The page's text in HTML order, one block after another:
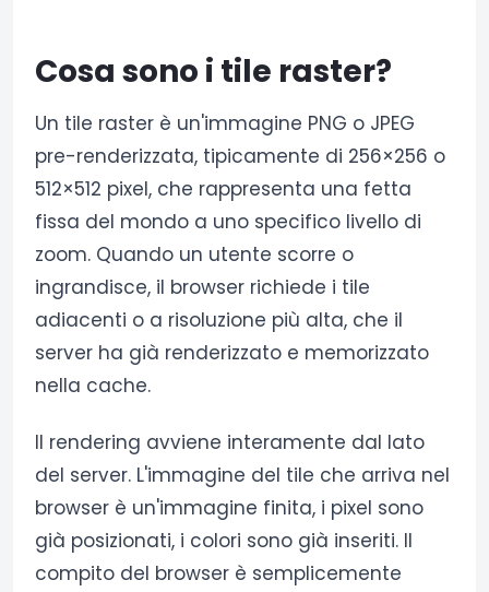
Cosa sono i tile raster?
Un tile raster è un'immagine PNG o JPEG
pre-renderizzata, tipicamente di 256×256 o
512×512 pixel, che rappresenta una fetta
fissa del mondo a uno specifico livello di
zoom. Quando un utente scorre o
ingrandisce, il browser richiede i tile
adiacenti o a risoluzione più alta, che il
server ha già renderizzato e memorizzato
nella cache.
Il rendering avviene interamente dal lato
del server. L'immagine del tile che arriva nel
browser è un'immagine finita, i pixel sono
già posizionati, i colori sono già inseriti. Il
compito del browser è semplicemente